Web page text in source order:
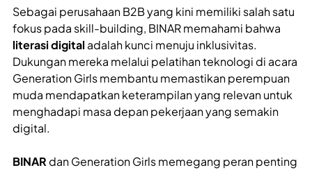
Sebagai perusahaan B2B yang kini memiliki salah satu
fokus pada skill-building, BINAR memahami bahwa
literasi digital adalah kunci menuju inklusivitas.
Dukungan mereka melalui pelatihan teknologi di acara
Generation Girls membantu memastikan perempuan
muda mendapatkan keterampilan yang relevan untuk
menghadapi masa depan pekerjaan yang semakin
digital.
BINAR dan Generation Girls memegang peran penting